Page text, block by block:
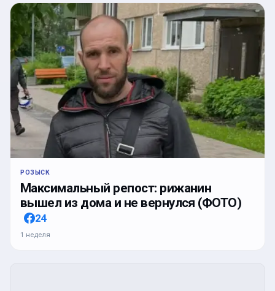
РОЗЫСК
Максимальный репост: рижанин
вышел из дома и не вернулся (ФОТО)
24
1 неделя